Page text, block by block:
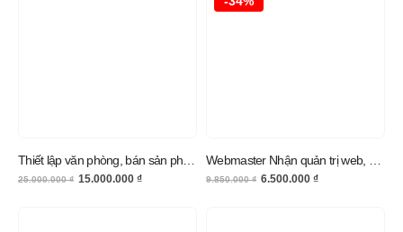
25.000.000₫ 15.000.000₫ 9.850.000₫ 6.500.000₫